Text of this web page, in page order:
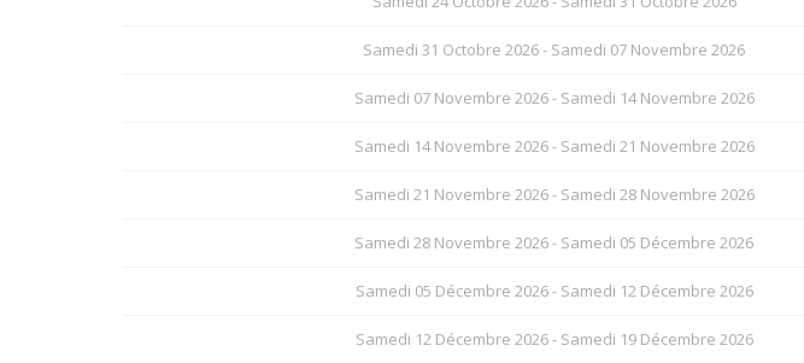
Samedi 31 Octobre 2026 - Samedi 07 Novembre 2026
Samedi 07 Novembre 2026 - Samedi 14 Novembre 2026
Samedi 14 Novembre 2026 - Samedi 21 Novembre 2026
Samedi 21 Novembre 2026 - Samedi 28 Novembre 2026
Samedi 28 Novembre 2026 - Samedi 05 Décembre 2026
Samedi 05 Décembre 2026 - Samedi 12 Décembre 2026
Samedi 12 Décembre 2026 - Samedi 19 Décembre 2026